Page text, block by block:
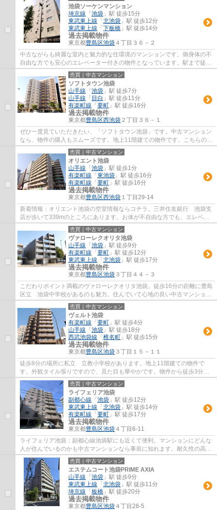
池袋ソーケンマンション
埼京線 「 池袋 」駅 徒歩15分
東武東上線 「 北池袋 」駅 徒歩12分
東武東上線 「 下板橋 」駅 徒歩14分
過去掲載物件
東京都豊島区池袋 ４丁目３６－２
中古ながらも綺麗な室内と魅力的な住環境のマンションです。御身体の不
自由な方でも安心のエレベーター付きの物件となっています。駅まで徒歩
15分でアクセス可能です。快適な住環境が...
売買｜中古マンション
ソフトタウン池袋
山手線 「 池袋 」駅 徒歩7分
山手線 「 目白 」駅 徒歩11分
有楽町線 「 要町 」駅 徒歩16分
過去掲載物件
東京都豊島区西池袋 ２丁目３６－１
ぜひ一度見ていただきたい、「ソフトタウン池袋」です。中古マンション
なら、物件の購入もスムーズです。地上11階建ての物件です。こちらのエ
レベーター付きの物件はいかがでしょうか...
売買｜中古マンション
オリエント池袋
山手線 「 池袋 」駅 徒歩1分
有楽町線 「 東池袋 」駅 徒歩16分
有楽町線 「 要町 」駅 徒歩16分
過去掲載物件
東京都豊島区西池袋 １丁目29-14
新着情報：オリエント池袋の空室情報ならコチラ。三井住友銀行 池袋支
店が歩いて339mのところにあります。お体が不自由な方でも、エレベー
ター付きの物件なので昇り降りが安心です。...
売買｜中古マンション
ヴァローレクオリタ池袋
山手線 「 池袋 」駅 徒歩9分
有楽町線 「 要町 」駅 徒歩12分
東武東上線 「 北池袋 」駅 徒歩17分
過去掲載物件
東京都豊島区池袋 ３丁目４４－３
こだわりポイント満載のヴァローレクオリタ池袋。徒歩16分の距離に豊島
区立 池袋中学校があるのも魅力。住んでいて心地の良い中古マンション
で魅力的です。外観タイル張りの物件は、...
売買｜中古マンション
ヴェルト池袋
有楽町線 「 要町 」駅 徒歩4分
山手線 「 池袋 」駅 徒歩18分
西武池袋線 「 椎名町 」駅 徒歩15分
過去掲載物件
東京都豊島区池袋 ３丁目１５－１１
徒歩8分の場所に私立 立教小学校があります。地上11階建ての物件で
す。外観タイル張りですので、見た目も華やかです。物件から徒歩3分の
場所に駅があれば便利ですね。不動産情報をお...
売買｜中古マンション
ライフェリア池袋
副都心線 「 池袋 」駅 徒歩12分
東武東上線 「 北池袋 」駅 徒歩14分
有楽町線 「 要町 」駅 徒歩17分
過去掲載物件
東京都豊島区池袋 ４丁目6-11
ライフェリア池袋：副都心線池袋駅にも近くて便利。マンションにどんな
人が住んでいるのかも中古マンションなら事前に知れます。耐久性の高い
外観タイル張りの物件です。駅まで徒歩12...
売買｜中古マンション
エステムコート池袋PRIME AXIA
山手線 「 池袋 」駅 徒歩9分
東武東上線 「 北池袋 」駅 徒歩11分
埼京線 「 板橋 」駅 徒歩20分
過去掲載物件
東京都豊島区池袋 ４丁目28-5